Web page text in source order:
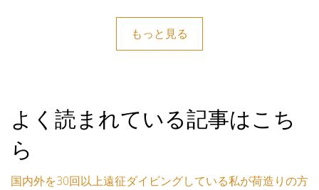
もっと見る
よく読まれている記事はこち
ら
国内外を30回以上遠征ダイビングしている私が荷造りの方